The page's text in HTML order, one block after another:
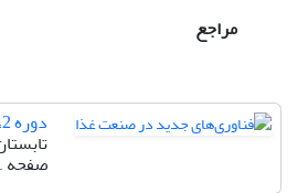
مراجع
دوره 2، شماره 4
تابستان
صفحه